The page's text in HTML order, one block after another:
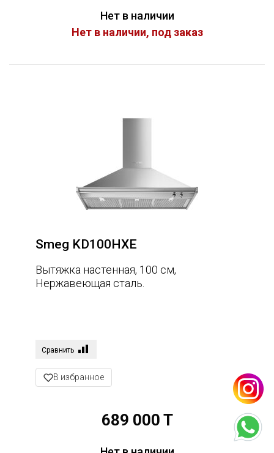
Нет в наличии
Нет в наличии, под заказ
Smeg KD100HXE
Вытяжка настенная, 100 см,
Нержавеющая сталь.
Сравнить
В избранное
689 000 T